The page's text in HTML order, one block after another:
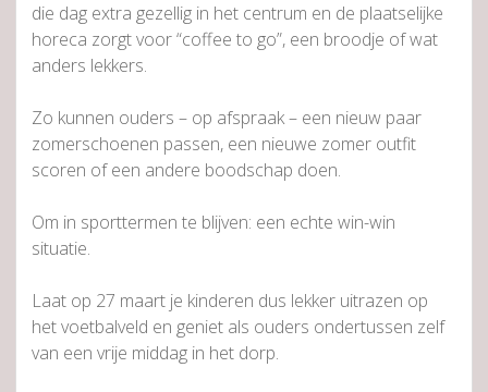
die dag extra gezellig in het centrum en de plaatselijke
horeca zorgt voor “coffee to go”, een broodje of wat
anders lekkers.
Zo kunnen ouders – op afspraak – een nieuw paar
zomerschoenen passen, een nieuwe zomer outfit
scoren of een andere boodschap doen.
Om in sporttermen te blijven: een echte win-win
situatie.
Laat op 27 maart je kinderen dus lekker uitrazen op
het voetbalveld en geniet als ouders ondertussen zelf
van een vrije middag in het dorp.